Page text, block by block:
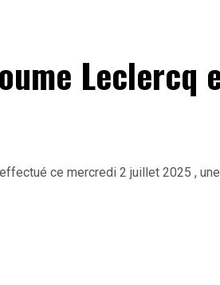
Leclercq
ce mercredi 2 juillet 2025 ,